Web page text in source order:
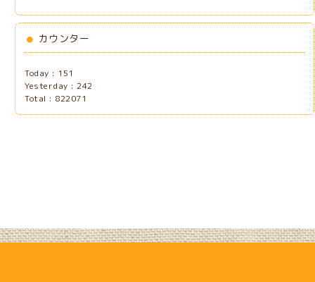
カウンター
Today : 151
Yesterday :242
Total : 822071